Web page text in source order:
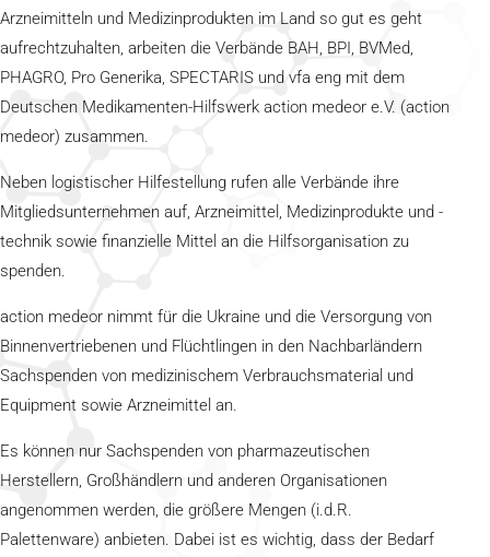
Arzneimitteln und Medizinprodukten im Land so gut es geht
aufrechtzuhalten, arbeiten die Verbände BAH, BPI, BVMed,
PHAGRO, Pro Generika, SPECTARIS und vfa eng mit dem
Deutschen Medikamenten-Hilfswerk action medeor e.V. (action
medeor) zusammen.
Neben logistischer Hilfestellung rufen alle Verbände ihre
Mitgliedsunternehmen auf, Arzneimittel, Medizinprodukte und -
technik sowie finanzielle Mittel an die Hilfsorganisation zu
spenden.
action medeor nimmt für die Ukraine und die Versorgung von
Binnenvertriebenen und Flüchtlingen in den Nachbarländern
Sachspenden von medizinischem Verbrauchsmaterial und
Equipment sowie Arzneimittel an.
Es können nur Sachspenden von pharmazeutischen
Herstellern, Großhändlern und anderen Organisationen
angenommen werden, die größere Mengen (i.d.R.
Palettenware) anbieten. Dabei ist es wichtig, dass der Bedarf